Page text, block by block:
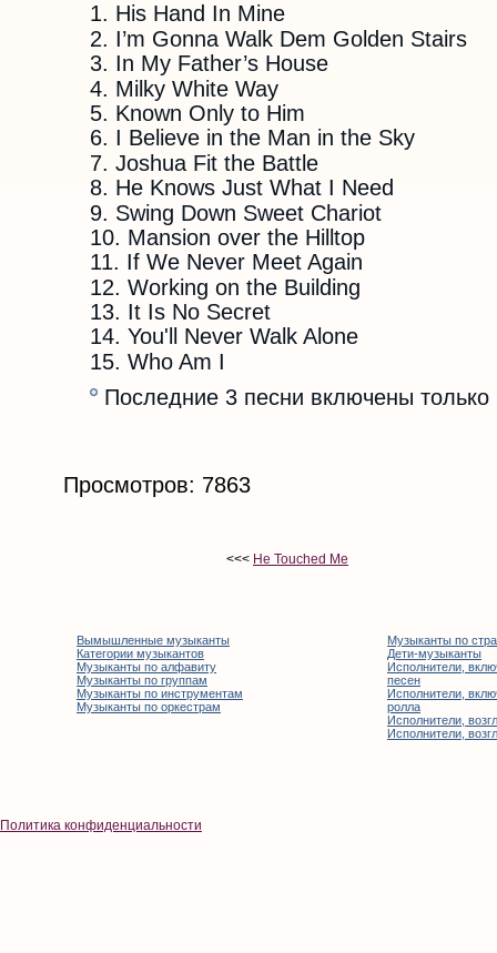
His Hand In Mine
I’m Gonna Walk Dem Golden Stairs
In My Father’s House
Milky White Way
Known Only to Him
I Believe in the Man in the Sky
Joshua Fit the Battle
He Knows Just What I Need
Swing Down Sweet Chariot
Mansion over the Hilltop
If We Never Meet Again
Working on the Building
It Is No Secret
You'll Never Walk Alone
Who Am I
Последние 3 песни включены только
Просмотров: 7863
<<< He Touched Me
Вымышленные музыканты
Категории музыкантов
Музыканты по алфавиту
Музыканты по группам
Музыканты по инструментам
Музыканты по оркестрам
Музыканты по
Дети-музыканты
Исполнители,
песен
Исполнители,
ролла
Исполнители,
Исполнители,
Политика конфиденциальности